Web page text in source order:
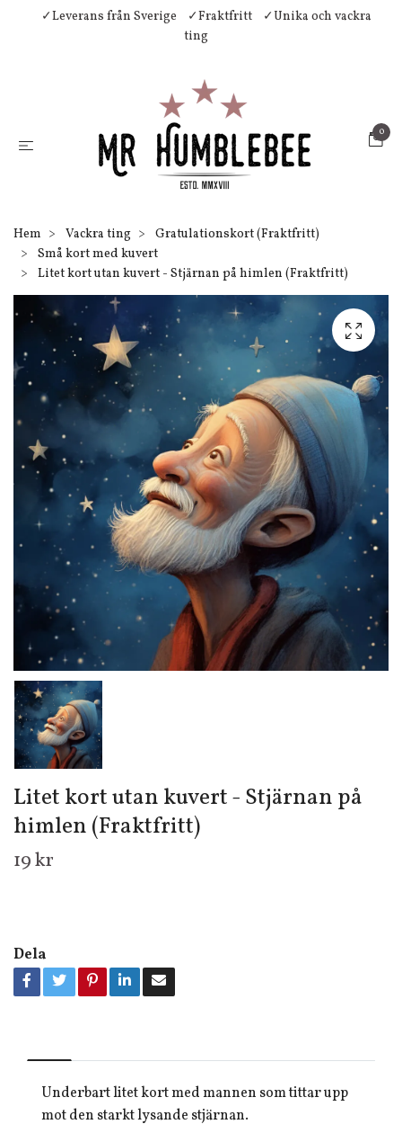
✓Leverans från Sverige ✓Fraktfritt
✓Unika och vackra
ting
0
Hem Vackra ting
Gratulationskort (Fraktfritt)
Små kort med kuvert
Litet kort utan kuvert - Stjärnan på himlen (Fraktfritt)
Litet kort utan kuvert - Stjärnan på
himlen (Fraktfritt)
19 kr
Dela
Underbart litet kort med mannen som tittar upp
mot den starkt lysande stjärnan.